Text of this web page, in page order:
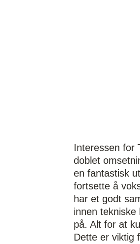
Interessen for
doblet
en fantastisk
fortsette å
har et godt
innen
på. Alt for at
Dette er viktig